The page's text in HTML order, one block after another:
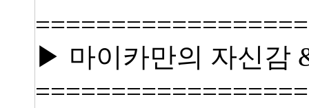
▶ 마이카만의 자신감